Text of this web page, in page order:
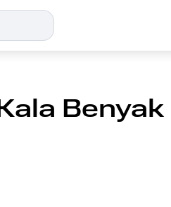
Benyak